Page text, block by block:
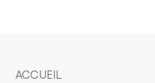
ACCUEIL